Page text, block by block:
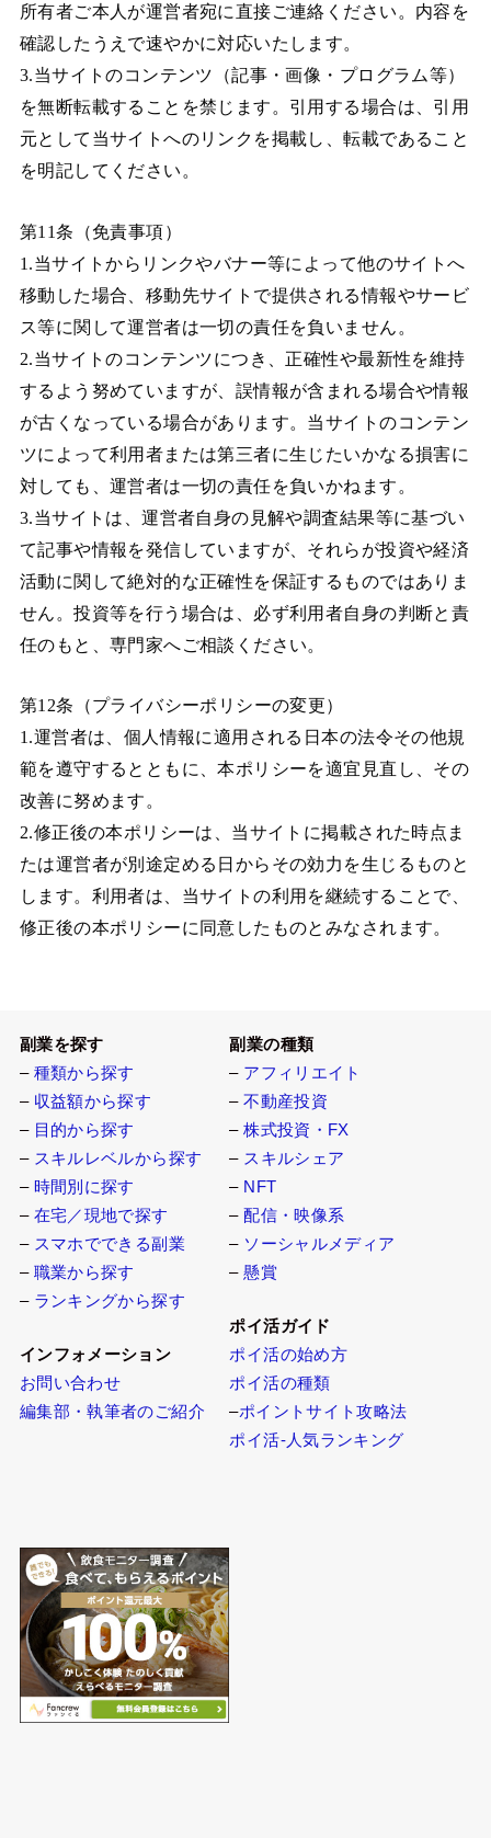
所有者ご本人が運営者宛に直接ご連絡ください。内容を
確認したうえで速やかに対応いたします。
3.当サイトのコンテンツ（記事・画像・プログラム等）
を無断転載することを禁じます。引用する場合は、引用
元として当サイトへのリンクを掲載し、転載であること
を明記してください。
第11条（免責事項）
1.当サイトからリンクやバナー等によって他のサイトへ
移動した場合、移動先サイトで提供される情報やサービ
ス等に関して運営者は一切の責任を負いません。
2.当サイトのコンテンツにつき、正確性や最新性を維持
するよう努めていますが、誤情報が含まれる場合や情報
が古くなっている場合があります。当サイトのコンテン
ツによって利用者または第三者に生じたいかなる損害に
対しても、運営者は一切の責任を負いかねます。
3.当サイトは、運営者自身の見解や調査結果等に基づい
て記事や情報を発信していますが、それらが投資や経済
活動に関して絶対的な正確性を保証するものではありま
せん。投資等を行う場合は、必ず利用者自身の判断と責
任のもと、専門家へご相談ください。
第12条（プライバシーポリシーの変更）
1.運営者は、個人情報に適用される日本の法令その他規
範を遵守するとともに、本ポリシーを適宜見直し、その
改善に努めます。
2.修正後の本ポリシーは、当サイトに掲載された時点ま
たは運営者が別途定める日からその効力を生じるものと
します。利用者は、当サイトの利用を継続することで、
修正後の本ポリシーに同意したものとみなされます。
副業を探す
– 種類から探す
– 収益額から探す
– 目的から探す
– スキルレベルから探す
– 時間別に探す
– 在宅／現地で探す
– スマホでできる副業
– 職業から探す
– ランキングから探す
インフォメーション
お問い合わせ
編集部・執筆者のご紹介
副業の種類
– アフィリエイト
–不動産投資
–株式投資・FX
– スキルシェア
– NFT
– 配信・映像系
– ソーシャルメディア
–懸賞
ポイ活ガイド
ポイ活の始め方
ポイ活の種類
–ポイントサイト攻略法
ポイ活-人気ランキング